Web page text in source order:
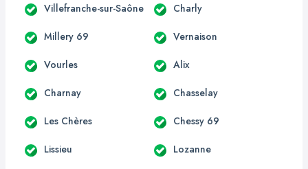
Villefranche-sur-Saône Charly
Millery 69 Vernaison
Vourles Alix
Charnay Chasselay
Les Chères Chessy 69
Lissieu Lozanne